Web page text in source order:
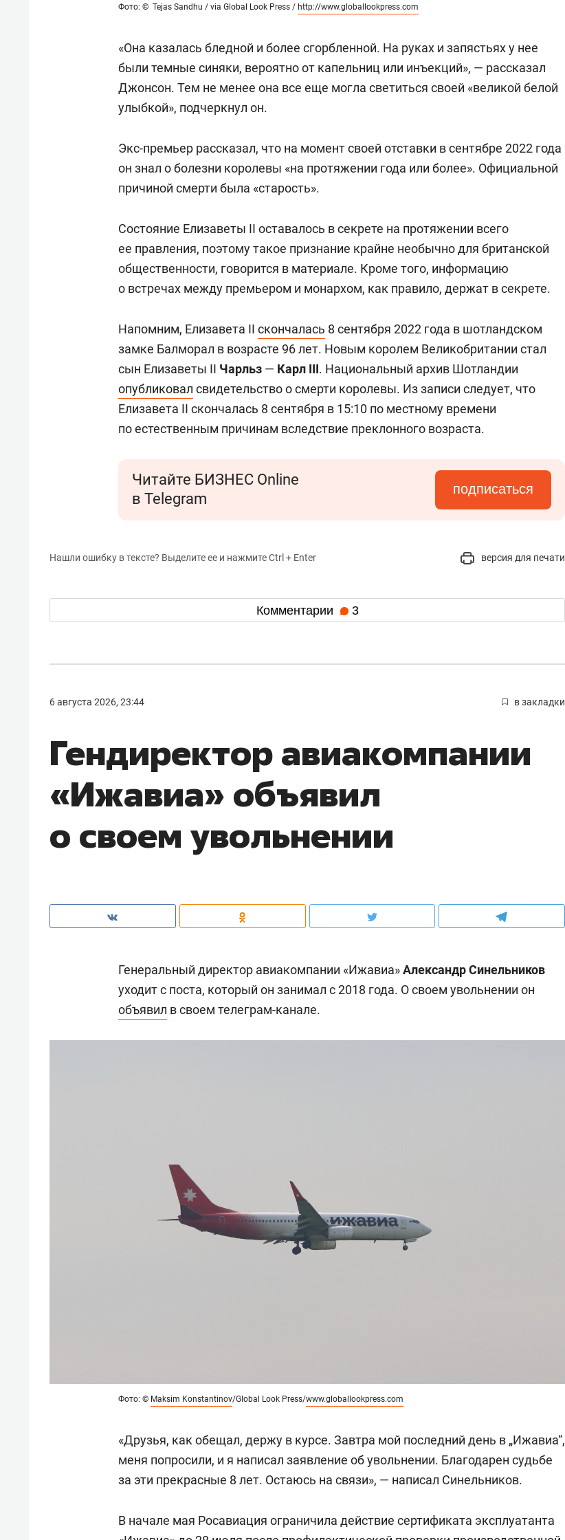
Фото: © Tejas Sandhu / via Global Look Press / http://www.globallookpress.com
«Она казалась бледной и более сгорбленной. На руках и запястьях у нее
были темные синяки, вероятно от капельниц или инъекций», — рассказал
Джонсон. Тем не менее она все еще могла светиться своей «великой белой
улыбкой», подчеркнул он.
Экс-премьер рассказал, что на момент своей отставки в сентябре 2022 года
он знал о болезни королевы «на протяжении года или более». Официальной
причиной смерти была «старость».
Состояние Елизаветы II оставалось в секрете на протяжении всего
ее правления, поэтому такое признание крайне необычно для британской
общественности, говорится в материале. Кроме того, информацию
о встречах между премьером и монархом, как правило, держат в секрете.
Напомним, Елизавета II скончалась 8 сентября 2022 года в шотландском
замке Балморал в возрасте 96 лет. Новым королем Великобритании стал
сын Елизаветы II Чарльз — Карл III. Национальный архив Шотландии
опубликовал свидетельство о смерти королевы. Из записи следует, что
Елизавета II скончалась 8 сентября в 15:10 по местному времени
по естественным причинам вследствие преклонного возраста.
Читайте БИЗНЕС Online
в Telegram
подписаться
Нашли ошибку в тексте? Выделите ее и нажмите Ctrl + Enter версия для печати
Комментарии 3
6 августа 2026, 23:44 в закладки
Гендиректор авиакомпании
«Ижавиа» объявил
о своем увольнении
Генеральный директор авиакомпании «Ижавиа»Александр Синельников
уходит с поста, который он занимал с 2018 года. О своем увольнении он
объявил в своем телеграм-канале.
Фото: © Maksim Konstantinov/Global Look Press/www.globallookpress.com
«Друзья, как обещал, держу в курсе. Завтра мой последний день в „Ижавиа“,
меня попросили, и я написал заявление об увольнении. Благодарен судьбе
за эти прекрасные 8 лет. Остаюсь на связи», — написал Синельников.
В начале мая Росавиация ограничила действие сертификата эксплуатанта